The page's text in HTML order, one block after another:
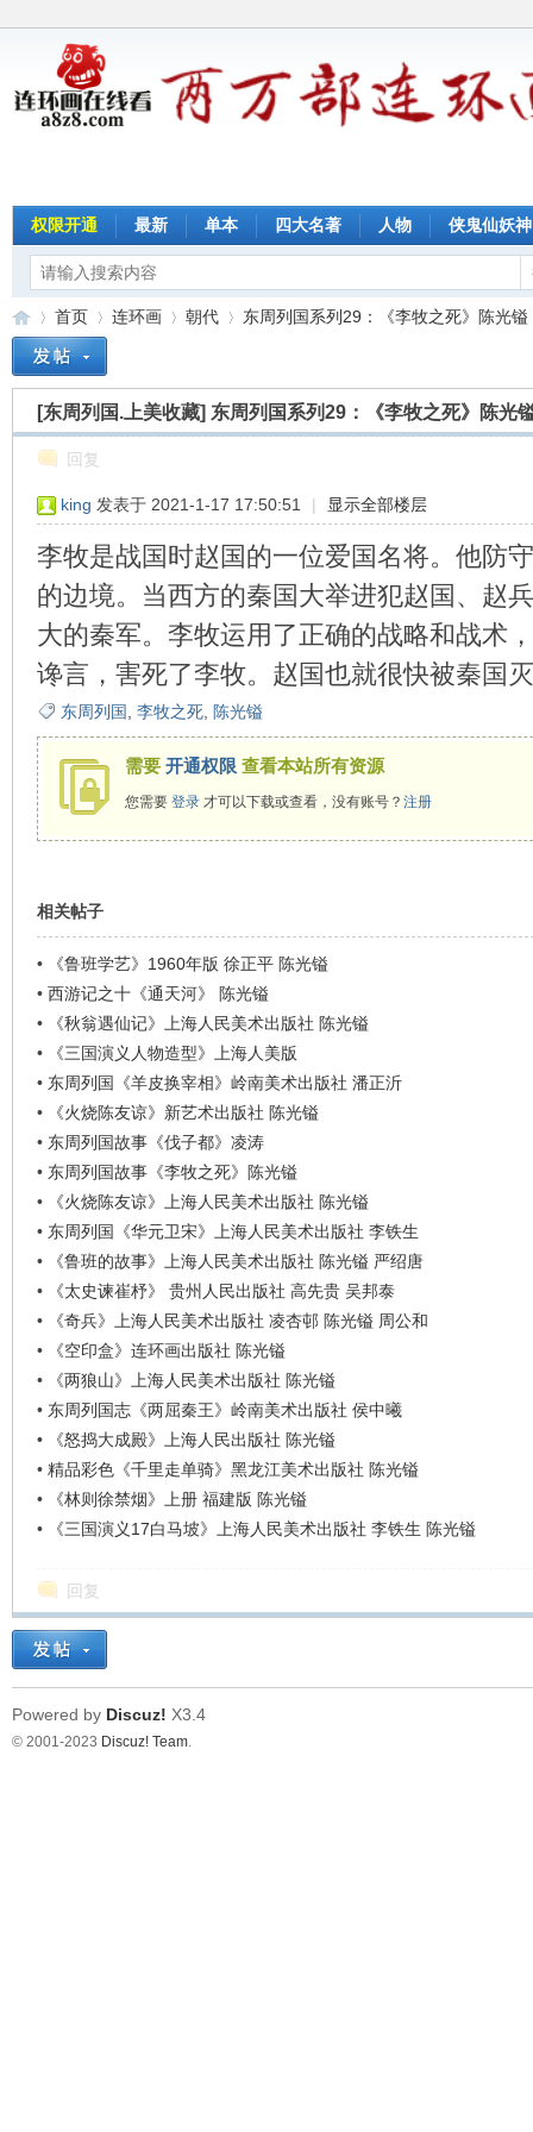
权限开通 最新 单本 四大名著 人物 侠鬼仙妖神
看
»
首页
›
连环画
›
朝代
›
东周列国系列29：《李牧之死》陈光镒
[东周列国.上美收藏] 东周列国系列29：《李牧之死》陈光
回复
king 发表于 2021-1-17 17:50:51 | 显示全部楼层
李牧是战国时赵国的一位爱国名将。他防
的边境。当西方的秦国大举进犯赵国、赵
大的秦军。李牧运用了正确的战略和战术
谗言，害死了李牧。赵国也就很快被秦国
东周列国 李牧之死, 陈光镒
需要 开通权限 查看本站所有资源
您需要 登录才可以下载或查看，没有账号？ 注册
相关帖子
•
《鲁班学艺》1960年版 徐正平 陈光镒
• 西游记之十《通天河》 陈光镒
•
《秋翁遇仙记》上海人民美术出版社 陈光镒
•
《三国演义人物造型》上海人美版
• 东周列国《羊皮换宰相》岭南美术出版社 潘正沂
•
《火烧陈友谅》新艺术出版社 陈光镒
• 东周列国故事《伐子都》凌涛
• 东周列国故事《李牧之死》陈光镒
•
《火烧陈友谅》上海人民美术出版社 陈光镒
• 东周列国《华元卫宋》上海人民美术出版社 李铁生
•
《鲁班的故事》上海人民美术出版社 陈光镒 严绍唐
•
《太史谏崔杼》 贵州人民出版社 高先贵 吴邦泰
•
《奇兵》上海人民美术出版社 凌杏邨 陈光镒 周公和
•
《空印盒》连环画出版社 陈光镒
•
《两狼山》上海人民美术出版社 陈光镒
• 东周列国志《两屈秦王》岭南美术出版社 侯中曦
•
《怒捣大成殿》上海人民出版社 陈光镒
• 精品彩色《千里走单骑》黑龙江美术出版社 陈光镒
•
《林则徐禁烟》上册 福建版 陈光镒
•
《三国演义17白马坡》上海人民美术出版社 李铁生 陈光镒
回复
Powered by Discuz! X3.4
© 2001-2023 Discuz! Team.